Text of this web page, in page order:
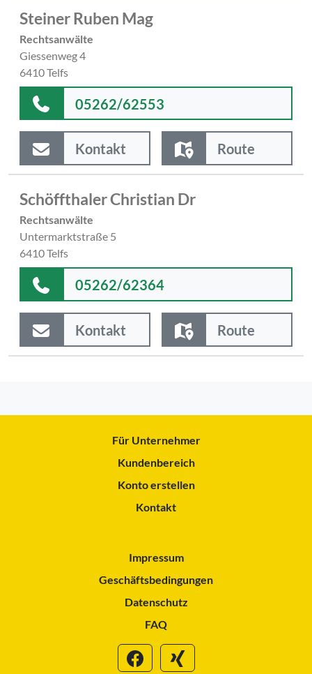
Steiner Ruben Mag
Rechtsanwälte
Giessenweg 4
6410 Telfs
05262/62553
Kontakt Route
Schöffthaler Christian Dr
Rechtsanwälte
Untermarktstraße 5
6410 Telfs
05262/62364
Kontakt Route
Für Unternehmer
Kundenbereich
Konto erstellen
Kontakt
Impressum
Geschäftsbedingungen
Datenschutz
FAQ